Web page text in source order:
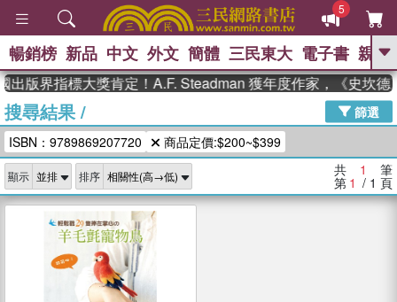
5
GO
高希均教授回憶錄
、 The Odyssey 、 父親節 、 如果歷
史是一群喵 、 暑期推薦
獎 臺灣漫遊錄 、 方念華 、 台灣的李
登輝時代
數學女孩：黎曼猜想 、
偉大的迷走神經
暢銷榜 新品 中文 外文 簡體 三民東大 電子書 親子
出版界指標大獎肯定！A.F. Steadman 獲年度作家，《史坎德
搜尋結果/
篩選
ISBN：9789869207720
商品定價:$200~$399
顯示 排序 共 1 筆
第 1 / 1 頁